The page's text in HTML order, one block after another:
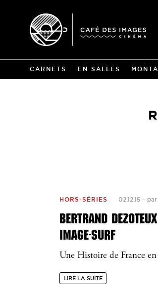
CARNETS EN SALLES
HORS-SÉRIES 02.12.15 – par
BERTRAND
IMAGE-SURF
Une Histoire de France
LIRE LA SUITE